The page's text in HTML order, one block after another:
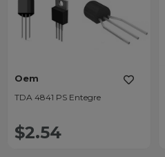
Oem
TDA 4841 PS Entegre
$2.54